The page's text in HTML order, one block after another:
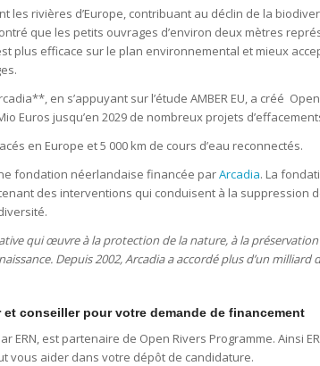
les rivières d’Europe, contribuant au déclin de la
que les petits ouvrages d’environ deux mètres
plus efficace sur le plan environnemental et mieux
en s’appuyant sur l’étude AMBER EU, a créé
Euros jusqu’en 2029 de nombreux projets
en Europe et 5 000 km de cours d’eau reconnectés.
fondation néerlandaise financée parArcadia. La
des interventions qui conduisent à la suppression
qui œuvre à la protection de la nature, à la
Depuis 2002, Arcadia a accordé plus d’un
et conseiller pour votre demande de financement
ERN, est partenaire de Open Rivers Programme. Ainsi
vous aider dans votre dépôt de candidature.